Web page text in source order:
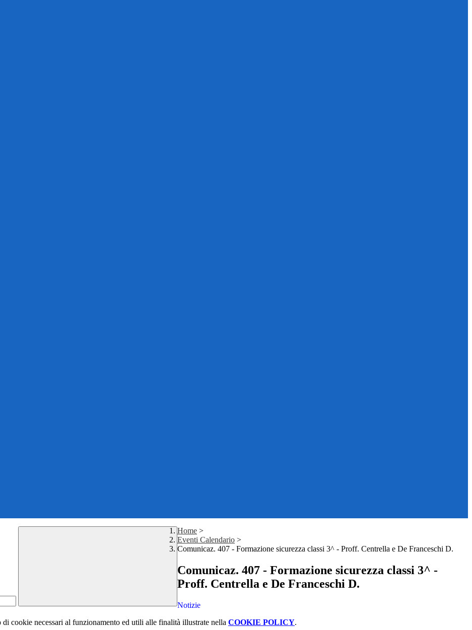
Home >
Eventi Calendario >
Comunicaz. 407 - Formazione sicurezza classi 3^ - Proff. Centrella e De Franceschi D.
Comunicaz. 407 - Formazione sicurezza classi 3^ -
Proff. Centrella e De Franceschi D.
Notizie
cookie necessari al funzionamento ed utili alle finalità illustrate nella COOKIE POLICY.